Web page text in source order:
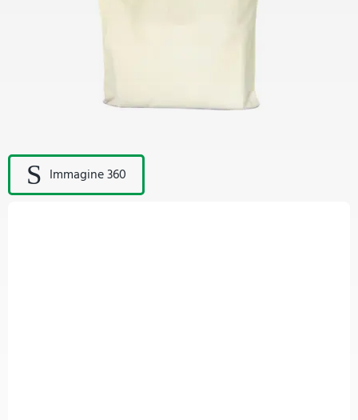
Immagine 360